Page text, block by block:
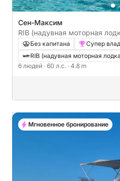
Сен-Максим
RIB (надувная моторная
480 D 60л.с.
Без капитана
Супер
RIB (надувная моторная
6 людей · 60 л.с. · 4.8 m
Мгновенное бронирование